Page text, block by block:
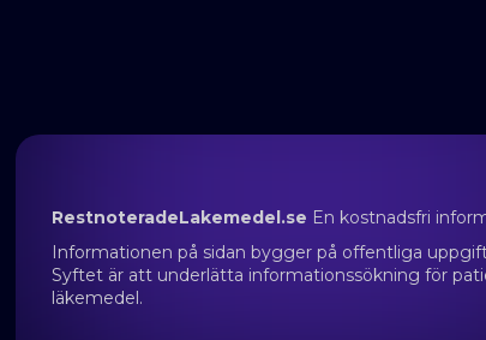
RestnoteradeLakemedel.se En kostnadsfri
Informationen på sidan bygger på offentliga
Syftet är att underlätta informationssökning för
läkemedel.